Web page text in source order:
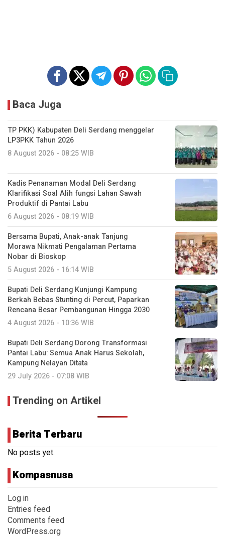
Baca Juga
TP PKK) Kabupaten Deli Serdang menggelar
LP3PKK Tahun 2026
8 August 2026 - 08:25 WIB
Kadis Penanaman Modal Deli Serdang
Klarifikasi Soal Alih fungsi Lahan Sawah
Produktif di Pantai Labu
6 August 2026 - 08:19 WIB
Bersama Bupati, Anak-anak Tanjung
Morawa Nikmati Pengalaman Pertama
Nobar di Bioskop
5 August 2026 - 16:14 WIB
Bupati Deli Serdang Kunjungi Kampung
Berkah Bebas Stunting di Percut, Paparkan
Rencana Besar Pembangunan Hingga 2030
4 August 2026 - 10:36 WIB
Bupati Deli Serdang Dorong Transformasi
Pantai Labu: Semua Anak Harus Sekolah,
Kampung Nelayan Ditata
29 July 2026 - 07:08 WIB
Trending on Artikel
Berita Terbaru
No posts yet.
Kompasnusa
Log in
Entries feed
Comments feed
WordPress.org